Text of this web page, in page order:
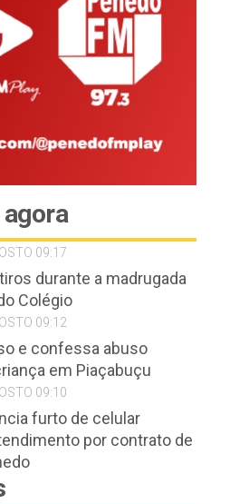
09:17
durante a madrugada
Colégio
09:12
e confessa abuso
em Piaçabuçu
09:10
furto de celular
por contrato de